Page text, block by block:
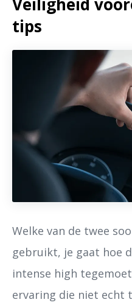
tips
Welke van de twee
gebruikt, je gaat hoe
intense high
ervaring die niet echt